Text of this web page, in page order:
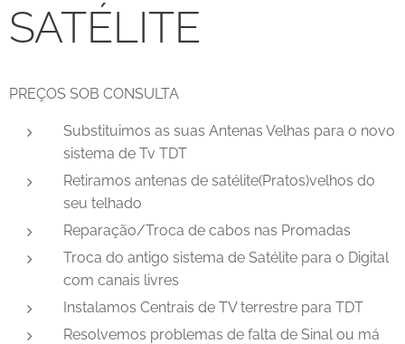
SATÉLITE
PREÇOS SOB CONSULTA
Substituimos as suas Antenas Velhas para o novo
sistema de Tv TDT
Retiramos antenas de satélite(Pratos)velhos do
seu telhado
Reparação/Troca de cabos nas Promadas
Troca do antigo sistema de Satélite para o Digital
com canais livres
Instalamos Centrais de TV terrestre para TDT
Resolvemos problemas de falta de Sinal ou má